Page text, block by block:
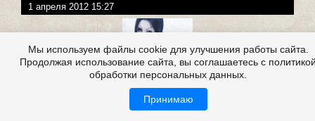
1 апреля 2012 15:27
Мы используем файлы cookie для улучшения работы сайта.
Продолжая использование сайта, вы соглашаетесь с
обработки персональных данных.
Принимаю